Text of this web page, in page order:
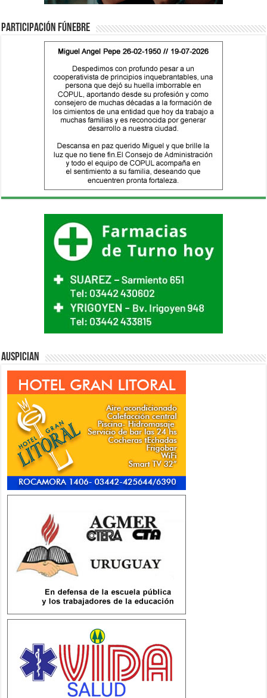
Participación fúnebre
Auspician